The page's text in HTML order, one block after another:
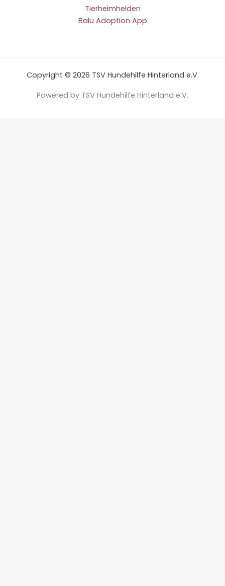
Tierheimhelden
Balu Adoption App
Copyright © 2026 TSV Hundehilfe Hinterland e.V.
Powered by TSV Hundehilfe Hinterland e.V.